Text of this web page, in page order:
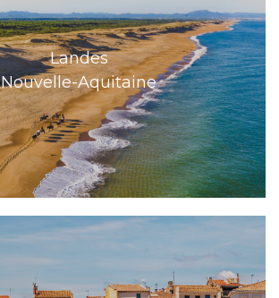
Landes
Nouvelle-Aquitaine